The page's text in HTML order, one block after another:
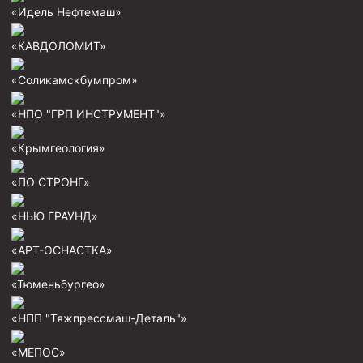
Пробки цементировочные
Скребки корончатые СК и тросовые СТ
Центраторы колонные
Инструмент для бурения и КРС (ловильный, аварийный)
Перья для резки кабеля
Шаблоны колонные
Перья гидромониторные
Желонки
Ерши механические
«Идель Нефтемаш»
«КАВДОЛОМИТ»
«Соликамскбумпром»
«НПО "ГРП ИНСТРУМЕНТ"»
«Крымгеология»
«ПО СТРОНГ»
«НЬЮ ГРАУНД»
«АРТ-ОСНАСТКА»
«Тюменьбургео»
«НПП "Тяжпрессмаш-Деталь"»
«МЕПОС»